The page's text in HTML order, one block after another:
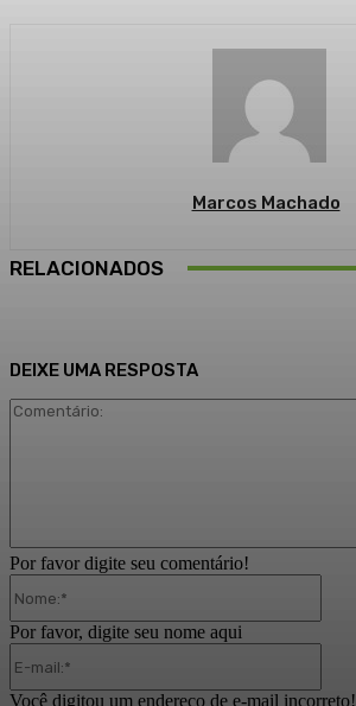
Marcos Machado
RELACIONADOS
DEIXE UMA RESPOSTA
Por favor digite seu comentário!
Por favor, digite seu nome aqui
Você digitou um endereço de e-mail incorreto!